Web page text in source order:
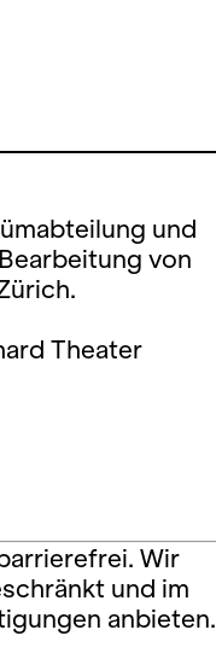
und
von
Theater
Wir
und im
anbieten.